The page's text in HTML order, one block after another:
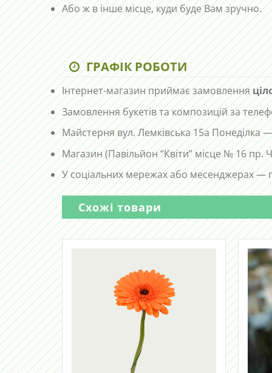
Або ж в інше місце, куди буде Вам зручно.
ГРАФІК РОБОТИ
Інтернет-магазин приймає замовлення
Замовлення букетів та композицій за
Майстерня вул. Лемківська 15а Понеділка
Магазин (Павільйон “Квіти” місце № 16
У соціальних мережах або месенджерах —
Схожі товари